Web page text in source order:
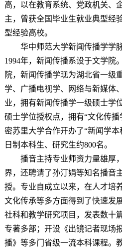
高，以在教育系统、党政机关、
主，曾获全国毕业生就业典型经
型经验高校。
华中师范大学新闻传播学学
1994年，新闻传播系设于文学院
院，新闻传播学现为湖北省一级
学、广播电视学、网络与新媒体
业，拥有新闻传播学一级硕士学
硕士学位授权点，拥有“文化传
密苏里大学合作开办了“新闻学
日制本科生、研究生约800名。
播音主持专业师资力量雄厚
界，还聘请了孙汀娟等知名播音
授。专业自成立以来，在人才培
文化传承等多方面得到了快速发
社科和教学研究项目，发表数十
专著多部；开设《出镜记者现场
播》等多门省级一流本科课程。